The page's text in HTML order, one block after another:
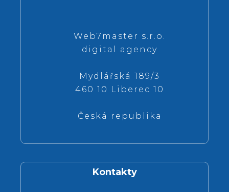
Web7master s.r.o.
digital agency
Mydlářská 189/3
460 10 Liberec 10
Česká republika
Kontakty